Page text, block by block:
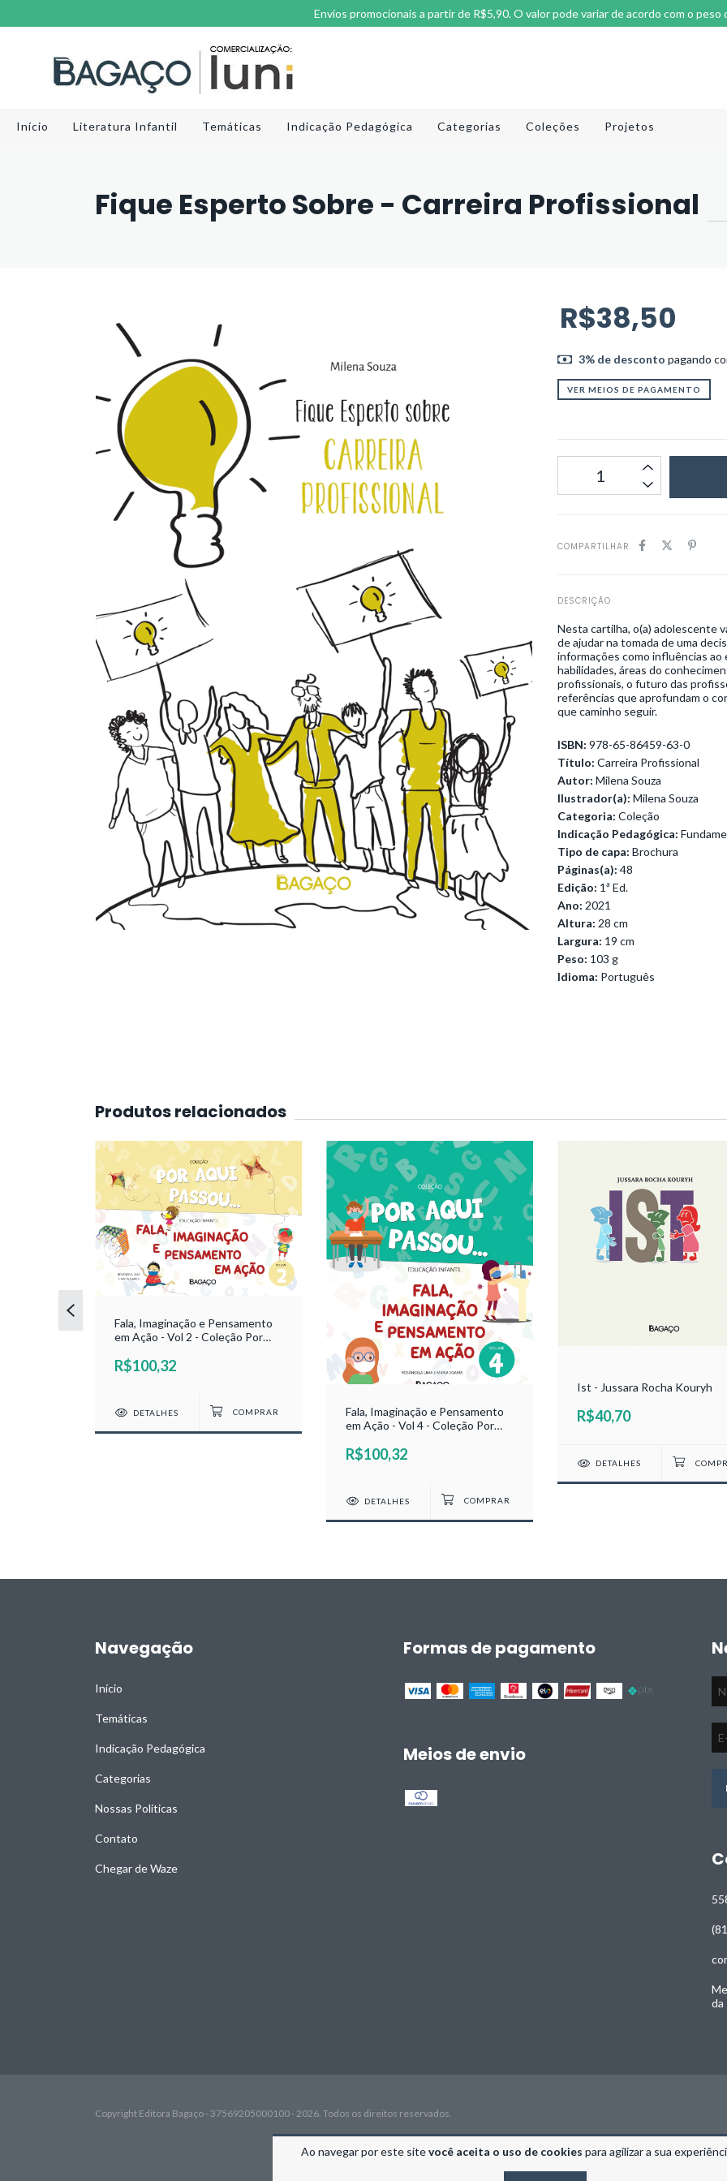
Envios promocionais a partir de R$5,90. O valor pode variar de acordo com o peso
Início Literatura Infantil Temáticas Indicação Pedagógica Categorias Coleções Projetos
Ao navegar por este sitevocê aceita o uso de cookies para agilizar a sua
Fique Esperto Sobre - Carreira Profissional
R$38,50
3% de desconto pagando
VER MEIOS DE PAGAMENTO
COMPARTILHAR
DESCRIÇÃO
Nesta cartilha, o(a) adolescente
de ajudar na tomada de uma
informações como influências
habilidades, áreas do
profissionais, o futuro das
referências que aprofundam o
que caminho seguir.
ISBN: 978-65-86459-63-0
Título: Carreira Profissional
Autor: Milena Souza
Ilustrador(a): Milena Souza
Categoria: Coleção
Indicação Pedagógica:
Tipo de capa: Brochura
Páginas(a): 48
Edição: 1ª Ed.
Ano: 2021
Altura: 28 cm
Largura: 19 cm
Peso: 103 g
Idioma: Português
Produtos relacionados
Fala, Imaginação e Pensamento
em Ação - Vol 2 - Coleção Por
Rosângela Lima
R$100,32
DETALHES
Fala, Imaginação e Pensamento
em Ação - Vol 4 - Coleção Por
Rosângela Lima
R$100,32
DETALHES
Ist - Jussara Rocha Kouryh
R$40,70
DETALHES
Navegação
Início
Temáticas
Indicação Pedagógica
Categorias
Nossas Políticas
Contato
Chegar de Waze
Formas de pagamento
Meios de envio
da
Copyright Editora Bagaço - 37569205000100 - 2026. Todos os direitos reservados.